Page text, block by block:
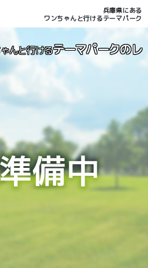
兵庫県にある
ワンちゃんと行けるテーマパーク
んと行けるテーマパークのレ